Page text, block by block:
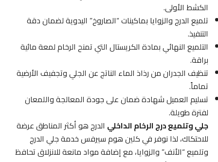
الكشط الأولى.
تلميع الدرج والزوايا بماكينات “الصاروخ” اليدوية لضمان دقة
التنفيذ.
التلميع النهائي بمادة الكريستال التي تمنح الرخام لمعة مائية
براقة.
تنظيف الجدران من رذاذ الماء الناتج عن الجلي وتجفيف الأرضية
تماماً.
تسليم العميل شهادة ضمان على جودة المعالجة واللمعان
لفترة طويلة.
جلي وتلميع درج الرخام الداخليالدرج هو أكثر المناطق عرضة
للاحتكاك، لذا نوفر في كلين هوم سيرفس خدمة جلي الدرج
وتلميع “الأنف” والزوايا، مع إضافة مواد مانعة للانزلاق تحافظ